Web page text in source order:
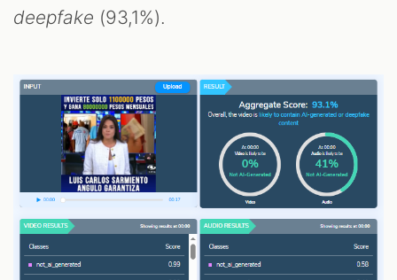
deepfake (93,1%).